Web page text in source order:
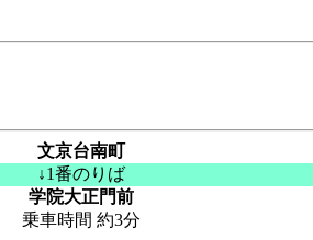
文京台南町
↓1番のりば
学院大正門前
乗車時間 約3分